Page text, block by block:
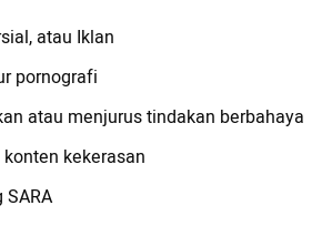
atau Iklan
pornografi
atau menjurus tindakan berbahaya
kekerasan